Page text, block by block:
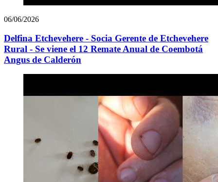
06/06/2026
Delfina Etchevehere - Socia Gerente de Etchevehere
Rural - Se viene el 12 Remate Anual de Coembotá
Angus de Calderón